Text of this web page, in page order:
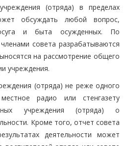
(отряда) в пределах
обсуждать любой вопрос,
и быта осужденных. По
совета разрабатываются
на рассмотрение общего
учреждения.
(отряда) не реже одного
радио или стенгазету
учреждения (отряда) о
Кроме того, отчет совета
деятельности может